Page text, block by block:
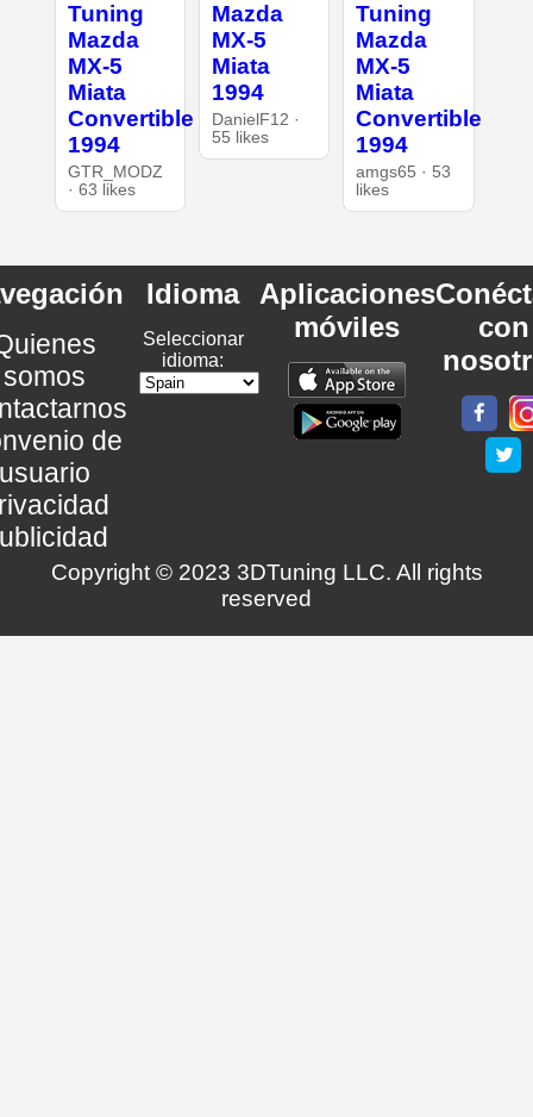
Tuning
Mazda
MX-5
Miata
Convertible
1994
GTR_MODZ
· 63 likes
Mazda
MX-5
Miata
1994
DanielF12 ·
55 likes
Tuning
Mazda
MX-5
Miata
Convertible
1994
amgs65 · 53
likes
somos
de
Idioma
Seleccionar
idioma:
Aplicaciones
móviles
con
Copyright © 2023 3DTuning LLC. All rights
reserved